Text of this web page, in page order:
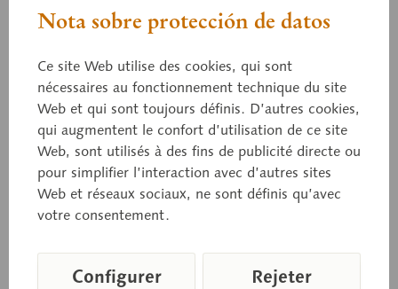
ZoS 1035
Vipère aspic
Vipera a. aspis, en SOMSO PLAST®.
Délai de livraison sur demande
Nota sobre protección de datos
Ce site Web utilise des cookies, qui sont
nécessaires au fonctionnement technique du site
Web et qui sont toujours définis. D’autres cookies,
qui augmentent le confort d’utilisation de ce site
Web, sont utilisés à des fins de publicité directe ou
pour simplifier l’interaction avec d’autres sites
Web et réseaux sociaux, ne sont définis qu’avec
votre consentement.
Configurer Rejeter